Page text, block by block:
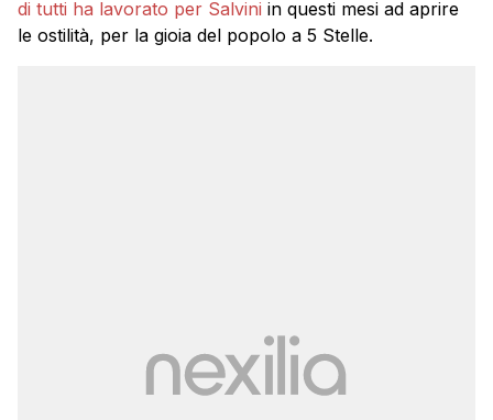
di tutti ha lavorato per Salvini in questi mesi ad aprire
le ostilità, per la gioia del popolo a 5 Stelle.